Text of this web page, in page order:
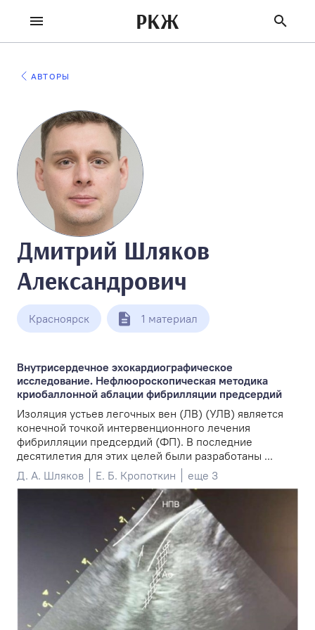
РКЖ
АВТОРЫ
Дмитрий Шляков
Александрович
Красноярск 1 материал
Внутрисердечное эхокардиографическое
исследование. Нефлюороскопическая методика
криобаллонной аблации фибрилляции предсердий
Изоляция устьев легочных вен (ЛВ) (УЛВ) является
конечной точкой интервенционного лечения
фибрилляции предсердий (ФП). В последние
десятилетия для этих целей были разработаны ...
Д. А. Шляков
Е. Б. Кропоткин еще 3